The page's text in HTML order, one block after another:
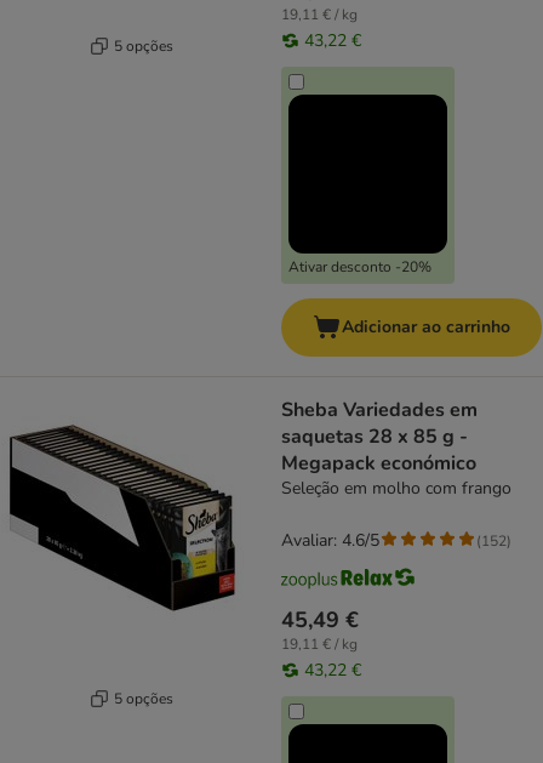
5 opções
19,11 € / kg
43,22 €
Ativar desconto -20%
Adicionar ao carrinho
5 opções
Sheba Variedades em
saquetas 28 x 85 g -
Megapack económico
Seleção em molho com frango
45,49 €
19,11 € / kg
43,22 €
Avaliar: 4.6/5 (152)